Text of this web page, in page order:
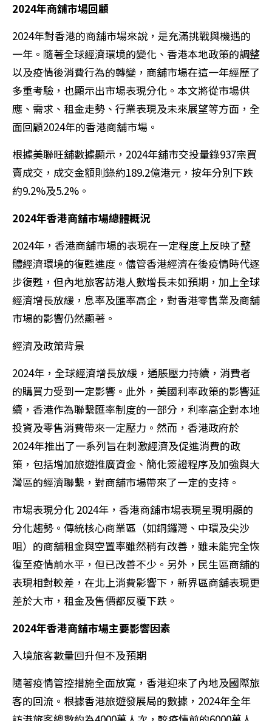
2024年商舖市場回顧
2024年對香港的商舖市場來說，是充滿挑戰與機遇的
一年。隨著全球經濟環境的變化、香港本地政策的調整
以及疫情後消費行為的轉變，商舖市場在這一年經歷了
多重考驗，也顯示出市場表現分化。本文將從市場供
應、需求、租金走勢、行業表現及未來展望等方面，全
面回顧2024年的香港商舖市場。
根據美聯旺舖數據顯示，2024年舖市交投量錄937宗買
賣成交，成交金額則錄約189.2億港元，按年分別下跌
約9.2%及5.2%。
2024年香港商舖市場總體概況
2024年，香港商舖市場的表現在一定程度上反映了整
體經濟環境的復甦進度。儘管香港經濟在後疫情時代逐
步復甦，但內地旅客訪港人數增長未如預期，加上全球
經濟增長放緩，息率及匯率高企，對香港零售業及商舖
市場的影響仍然顯著。
經濟及政策背景
2024年，全球經濟增長放緩，通脹壓力持續，消費者
的購買力受到一定影響。此外，美國利率政策的影響延
續，香港作為聯繫匯率制度的一部分，利率高企對本地
投資及零售消費帶來一定壓力。然而，香港政府於
2024年推出了一系列旨在刺激經濟及促進消費的政
策，包括增加旅遊推廣資金、簡化簽證程序及加強與大
灣區的經濟聯繫，對商舖市場帶來了一定的支持。
市場表現分化 2024年，香港商舖市場表現呈現明顯的
分化趨勢。傳統核心商業區（如銅鑼灣、中環及尖沙
咀）的商舖租金與空置率雖然稍有改善，雖未能完全恢
復至疫情前水平，但已改善不少。另外，民生區商舖的
表現相對較差，在北上消費影響下，新界區商舖表現更
差於大市，租金及售價都反覆下跌。
2024年香港商舖市場主要影響因素
入境旅客數量回升但不及預期
隨著疫情管控措施全面放寬，香港迎來了內地及國際旅
客的回流。根據香港旅遊發展局的數據，2024年全年